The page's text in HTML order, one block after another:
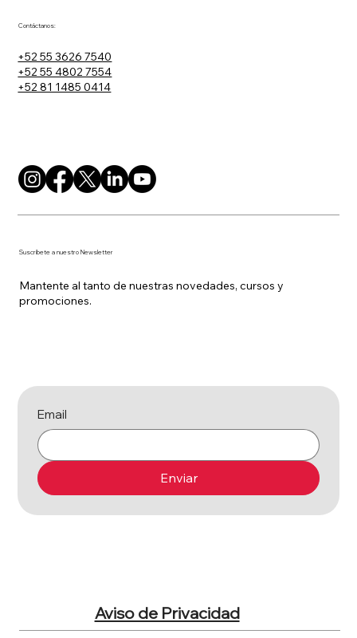
Aviso de Privacidad
Email
Enviar
Suscríbete a nuestro Newsletter
Mantente al tanto de nuestras novedades, cursos y
promociones.
Contáctanos:
+52 55 3626 7540
+52 81 1485 0414
+52 55 4802 7554